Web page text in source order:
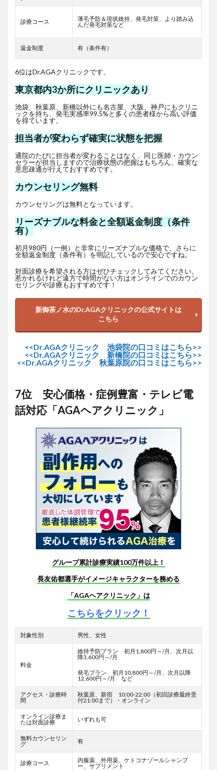
診療コース
薄毛予防＆現状維持、発毛対策、より踏み込
んだ発毛対策など
返金制度 有（条件有）
6位はDr.AGAクリニックです。
東京都内3か所にクリニックあり
池袋、秋葉原、新橋以外にも名古屋、大阪、神戸にもクリニ
ックを持ち、発毛実感率99.5%と多くの患者様から高い評価
を得ています。
担当者が変わらず確実に状態を把握
通院のたびに担当者が変わることはなく、同じ医師・カウン
セラーが担当しますので治療状態の把握はもちろん、確実な
意思疎通が行えておすすめです。
カウンセリング無料
カウンセリングは無料となっています。
リーズナブルな料金と全額返金制度（条件
有）
初月980円（一例）と非常にリーズナブルな価格で、さらに
全額返金制度（条件有）を明記しているので安心ですね。
対面診療を希望される方はぜひチェックしてみてください。
惹かれるけれど遠方で時間がない方はオンラインでのカウン
セリングや診療もおすすめです！
新御茶ノ水のDr.AGAクリニックの公式サイトは
こちら
<<Dr.AGAクリニック 池袋院の口コミはこちら>>
<<Dr.AGAクリニック 新橋院の口コミはこちら>>
<<Dr.AGAクリニック 秋葉原院の口コミはこちら>>
7位 安心価格・症例豊富・テレビ電
話対応「AGAヘアクリニック」
グループ累計診療実績100万件以上！
長友佑都選手がイメージキャラクターを務める
「AGAヘアクリニック」は
こちらをクリック！
対象性別 男性、女性
料金
維持予防プラン 初月1,800円～/月、次月以
降3,600円～/月
発毛プラン 初月10,800円～/月、次月以降
12,600円～/月 など
アクセス・診療時
間
秋葉原、新宿 10:00-22:00（初回診療最終受
付21:00まで）・オンライン
オンライン診療ま
たは対面診療
いずれも可
無料カウンセリン
グ
有
診療コース
内服薬、外用薬、ケトコナゾールシャンプ
ー、サプリメント